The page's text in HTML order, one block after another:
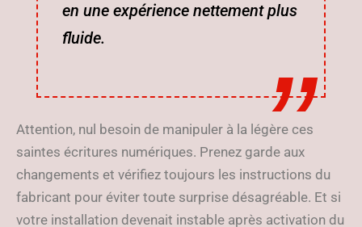
en une expérience nettement plus
fluide.
Attention, nul besoin de manipuler à la légère ces
saintes écritures numériques. Prenez garde aux
changements et vérifiez toujours les instructions du
fabricant pour éviter toute surprise désagréable. Et si
votre installation devenait instable après activation du